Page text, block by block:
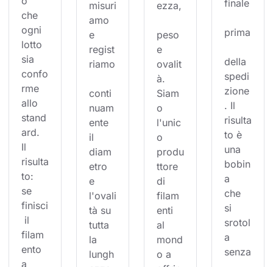
che
ogni
lotto
sia
confo
rme
allo
stand
ard.
Il
risulta
to:
se
finisci
il
filam
ento
a
misuri
amo
e
regist
riamo
conti
nuam
ente
il
diam
etro
e
l'ovali
tà su
tutta
la
lungh
ezza,
peso
e
ovalit
à.
Siam
o
l'unic
o
produ
ttore
di
filam
enti
al
mond
o a
finale
prima
della
spedi
zione
. Il
risulta
to è
una
bobin
a
che
si
srotol
a
senza